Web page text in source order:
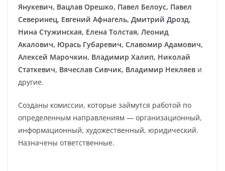
Янукевич, Вацлав Орешко, Павел Белоус, Павел
Северинец, Евгений Афнагель, Дмитрий Дрозд,
Нина Стужинская, Елена Толстая, Леонид
Акалович, Юрась Губаревич, Славомир Адамович,
Алексей Марочкин, Владимир Халип, Николай
Статкевич, Вячеслав Сивчик, Владимир Некляев и
другие.
Созданы комиссии, которые займутся работой по
определенным направлениям — организационный,
информационный, художественный, юридический.
Назначены ответственные.